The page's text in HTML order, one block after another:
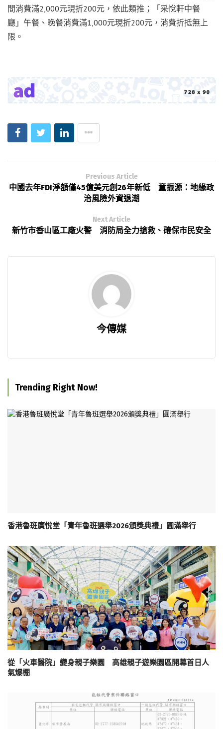
間消費滿2,000元現折200元，依此類推；「采悅軒中餐
廳」午餐、晚餐消費滿1,000元現折200元，消費折抵無上
限。
Previous Article
中國去年FDI淨額僅45億美元創26年新低 童振源：地緣政
治風險外資退潮
Next Article
新竹市香山區工廠火警 消防局全力搶救、確保市民安全
今傳媒
Trending Right Now!
香港魯班廣悅堂「青年魯班選舉2026頒獎典禮」圓滿舉行
從「火車醫院」變身親子樂園 高雄親子遊樂園區開幕首日人
氣爆棚